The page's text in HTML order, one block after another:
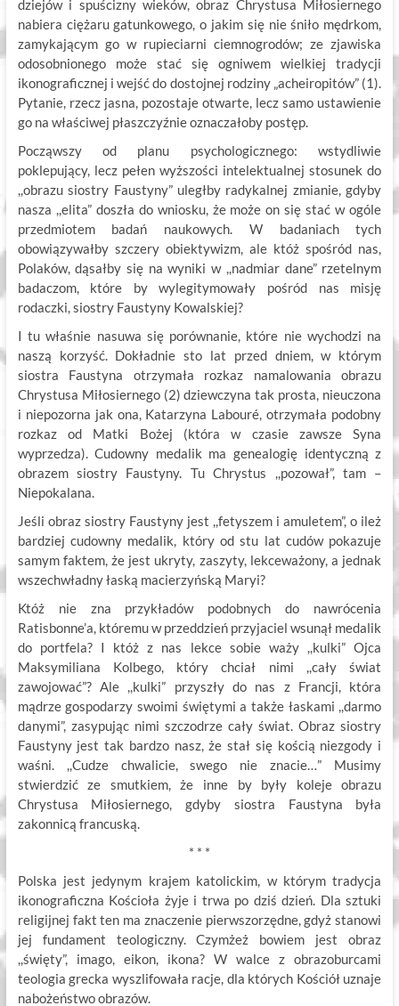
dziejów i spuścizny wieków, obraz Chrystusa Miłosiernego
nabiera ciężaru gatunkowego, o jakim się nie śniło mędrkom,
zamykającym go w rupieciarni ciemnogrodów; ze zjawiska
odosobnionego może stać się ogniwem wielkiej tradycji
ikonograficznej i wejść do dostojnej rodziny „acheiropitów” (1).
Pytanie, rzecz jasna, pozostaje otwarte, lecz samo ustawienie
go na właściwej płaszczyźnie oznaczałoby postęp.
Począwszy od planu psychologicznego: wstydliwie
poklepujący, lecz pełen wyższości intelektualnej stosunek do
,,obrazu siostry Faustyny” uległby radykalnej zmianie, gdyby
nasza ,,elita” doszła do wniosku, że może on się stać w ogóle
przedmiotem badań naukowych. W badaniach tych
obowiązywałby szczery obiektywizm, ale któż spośród nas,
Polaków, dąsałby się na wyniki w ,,nadmiar dane” rzetelnym
badaczom, które by wylegitymowały pośród nas misję
rodaczki, siostry Faustyny Kowalskiej?
I tu właśnie nasuwa się porównanie, które nie wychodzi na
naszą korzyść. Dokładnie sto lat przed dniem, w którym
siostra Faustyna otrzymała rozkaz namalowania obrazu
Chrystusa Miłosiernego (2) dziewczyna tak prosta, nieuczona
i niepozorna jak ona, Katarzyna Labouré, otrzymała podobny
rozkaz od Matki Bożej (która w czasie zawsze Syna
wyprzedza). Cudowny medalik ma genealogię identyczną z
obrazem siostry Faustyny. Tu Chrystus ,,pozował”, tam –
Niepokalana.
Jeśli obraz siostry Faustyny jest ,,fetyszem i amuletem”, o ileż
bardziej cudowny medalik, który od stu lat cudów pokazuje
samym faktem, że jest ukryty, zaszyty, lekceważony, a jednak
wszechwładny łaską macierzyńską Maryi?
Któż nie zna przykładów podobnych do nawrócenia
Ratisbonne’a, któremu w przeddzień przyjaciel wsunął medalik
do portfela? I któż z nas lekce sobie waży ,,kulki” Ojca
Maksymiliana Kolbego, który chciał nimi ,,cały świat
zawojować”? Ale ,,kulki” przyszły do nas z Francji, która
mądrze gospodarzy swoimi świętymi a także łaskami ,,darmo
danymi”, zasypując nimi szczodrze cały świat. Obraz siostry
Faustyny jest tak bardzo nasz, że stał się kością niezgody i
waśni. ,,Cudze chwalicie, swego nie znacie…” Musimy
stwierdzić ze smutkiem, że inne by były koleje obrazu
Chrystusa Miłosiernego, gdyby siostra Faustyna była
zakonnicą francuską.
* * *
Polska jest jedynym krajem katolickim, w którym tradycja
ikonograficzna Kościoła żyje i trwa po dziś dzień. Dla sztuki
religijnej fakt ten ma znaczenie pierwszorzędne, gdyż stanowi
jej fundament teologiczny. Czymżeż bowiem jest obraz
,,święty”, imago, eikon, ikona? W walce z obrazoburcami
teologia grecka wyszlifowała racje, dla których Kościół uznaje
nabożeństwo obrazów.